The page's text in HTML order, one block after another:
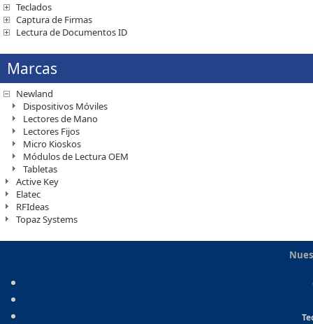
Teclados
Captura de Firmas
Lectura de Documentos ID
Marcas
Newland
Dispositivos Móviles
Lectores de Mano
Lectores Fijos
Micro Kioskos
Módulos de Lectura OEM
Tabletas
Active Key
Elatec
RFIdeas
Topaz Systems